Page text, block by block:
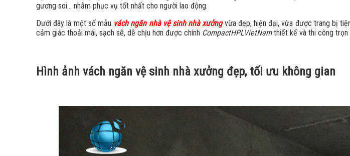
gương soi… nhằm phục vụ tốt nhất cho người lao động.
Dưới đây là một số mẫu vách ngăn nhà vệ sinh nhà xưởngvừa đẹp, hiện đại, vừa được trang bị
cảm giác thoải mái, sạch sẽ, dễ chịu hơn được chính CompactHPLVietNamthiết kế và thi công trọn
Hình ảnh vách ngăn vệ sinh nhà xưởng đẹp, tối ưu không gian